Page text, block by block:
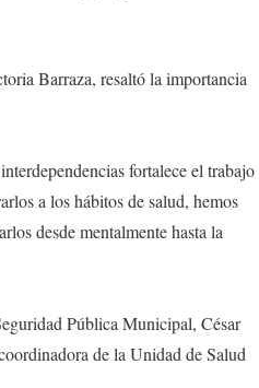
Barraza, resaltó la importancia
fortalece el trabajo
a los hábitos de salud, hemos
desde mentalmente hasta la
Pública Municipal, César
de la Unidad de Salud